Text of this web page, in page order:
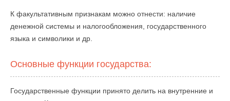
К факультативным признакам можно отнести: наличие
денежной системы и налогообложения, государственного
языка и символики и др.
Основные функции государства:
Государственные функции принято делить на внутренние и